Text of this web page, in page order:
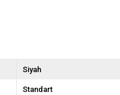
Siyah
Standart